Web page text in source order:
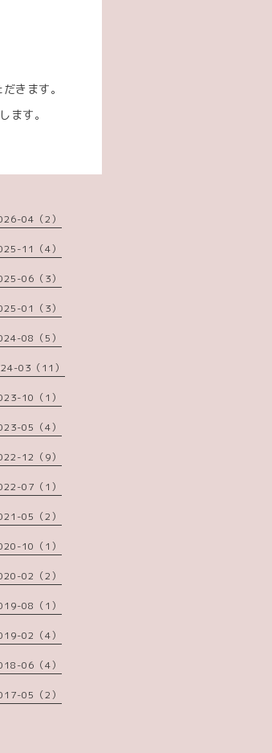
きます。
ます。
04（2）
11（4）
06（3）
01（3）
08（5）
03（11）
10（1）
05（4）
12（9）
07（1）
05（2）
10（1）
02（2）
08（1）
02（4）
06（4）
05（2）